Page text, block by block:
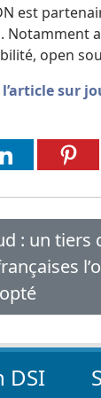
est
Notamment
open
sur
: un tiers
DSI